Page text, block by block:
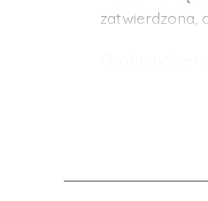
zatwierdzona,
pierwszy
Z jednej